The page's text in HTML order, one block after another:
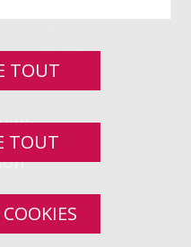
:
Meunier,
TOUT
TOUT